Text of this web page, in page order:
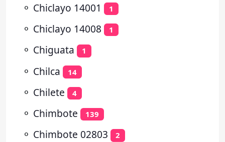
⚬ Chiclayo 14001 1
⚬ Chiclayo 14008 1
⚬ Chiguata 1
⚬ Chilca 14
⚬ Chilete 4
⚬ Chimbote 139
⚬ Chimbote 02803 2